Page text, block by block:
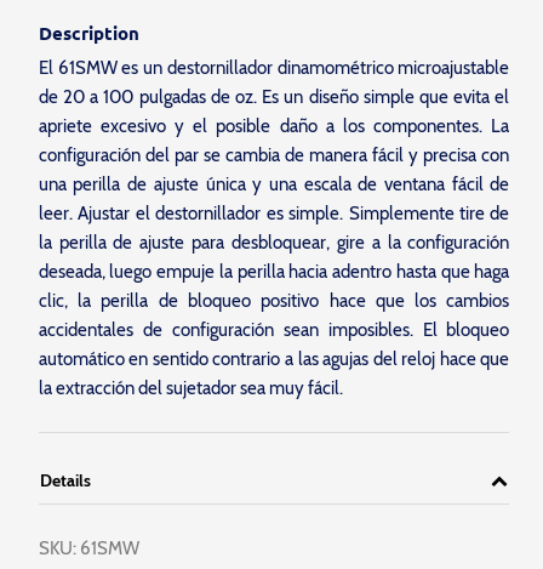
Description
El 61SMW es un destornillador dinamométrico microajustable
de 20 a 100 pulgadas de oz. Es un diseño simple que evita el
apriete excesivo y el posible daño a los componentes. La
configuración del par se cambia de manera fácil y precisa con
una perilla de ajuste única y una escala de ventana fácil de
leer. Ajustar el destornillador es simple. Simplemente tire de
la perilla de ajuste para desbloquear, gire a la configuración
deseada, luego empuje la perilla hacia adentro hasta que haga
clic, la perilla de bloqueo positivo hace que los cambios
accidentales de configuración sean imposibles. El bloqueo
automático en sentido contrario a las agujas del reloj hace que
la extracción del sujetador sea muy fácil.
Details
SKU: 61SMW